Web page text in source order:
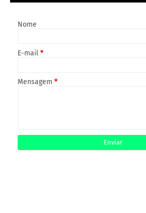
Nome
E-mail *
Mensagem *